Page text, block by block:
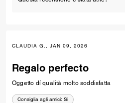
CLAUDIA G., JAN 09, 2026
Regalo perfecto
Oggetto dí qualità molto soddisfatta
Consiglia agli amici: Si